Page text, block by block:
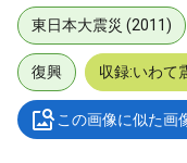
東日本大震災 (2011)
復興 収録:いわて
この画像に似た画